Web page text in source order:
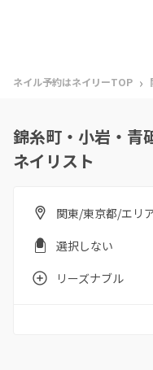
ネイル予約はネイリーTOP ›
錦糸町・小岩・青
ネイリスト
関東/東京都/エリ
選択しない
リーズナブル